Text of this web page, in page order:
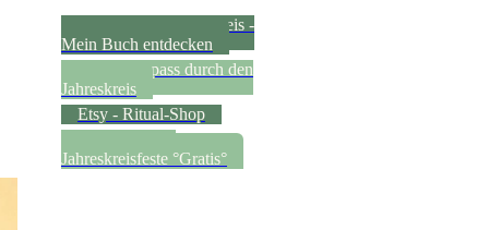
Die Feste im Jahreskreis -
Mein Buch entdecken
Dein Kompass durch den
Jahreskreis
Etsy - Ritual-Shop
Jahreskreisfeste °Gratis°